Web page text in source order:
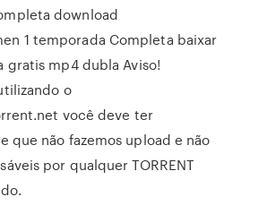
download
1 temporada Completa baixar
gratis mp4 dubla Aviso!
o
você deve ter
que não fazemos upload e não
por qualquer TORRENT